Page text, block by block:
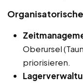
Oberursel
priorisieren.